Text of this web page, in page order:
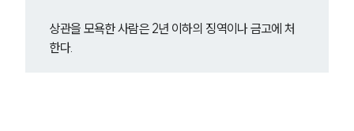
상관을 모욕한 사람은 2년 이하의 징역이나 금고에 처
한다.